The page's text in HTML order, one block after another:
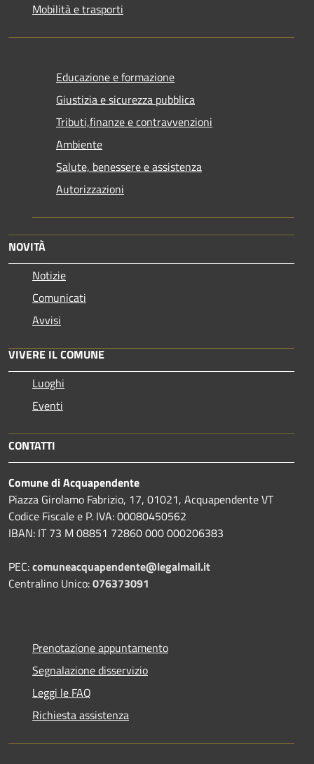
Mobilità e trasporti
Educazione e formazione
Giustizia e sicurezza pubblica
Tributi,finanze e contravvenzioni
Ambiente
Salute, benessere e assistenza
Autorizzazioni
NOVITÀ
Notizie
Comunicati
Avvisi
VIVERE IL COMUNE
Luoghi
Eventi
CONTATTI
Comune di Acquapendente
Piazza Girolamo Fabrizio, 17, 01021, Acquapendente VT
Codice Fiscale e P. IVA: 00080450562
IBAN: IT 73 M 08851 72860 000 000206383
PEC:comuneacquapendente@legalmail.it
Centralino Unico:076373091
Prenotazione appuntamento
Segnalazione disservizio
Leggi le FAQ
Richiesta assistenza